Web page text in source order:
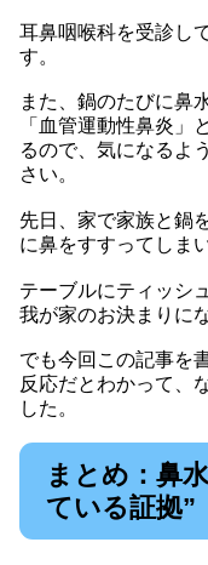
耳鼻咽喉科を受診し
す。
また、鍋のたびに鼻
「血管運動性鼻炎」
るので、気になるよ
さい。
先日、家で家族と鍋
に鼻をすすってしま
テーブルにティッシ
我が家のお決まりに
でも今回この記事を
反応だとわかって、
した。
まとめ：鼻
ている証拠”